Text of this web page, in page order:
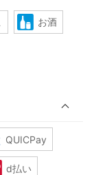
お酒
QUICPay
d払い